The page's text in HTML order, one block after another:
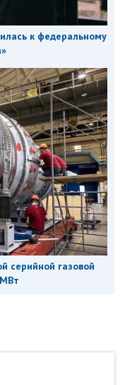
к федеральному
серийной газовой